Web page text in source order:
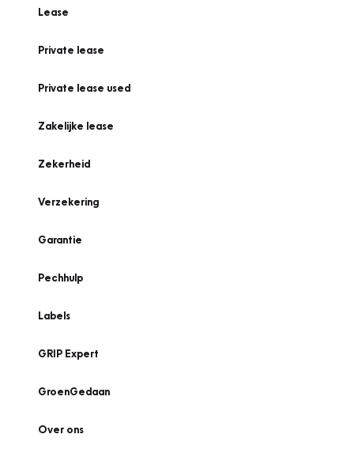
Lease
Private lease
Private lease used
Zakelijke lease
Zekerheid
Verzekering
Garantie
Pechhulp
Labels
GRIP Expert
GroenGedaan
Over ons